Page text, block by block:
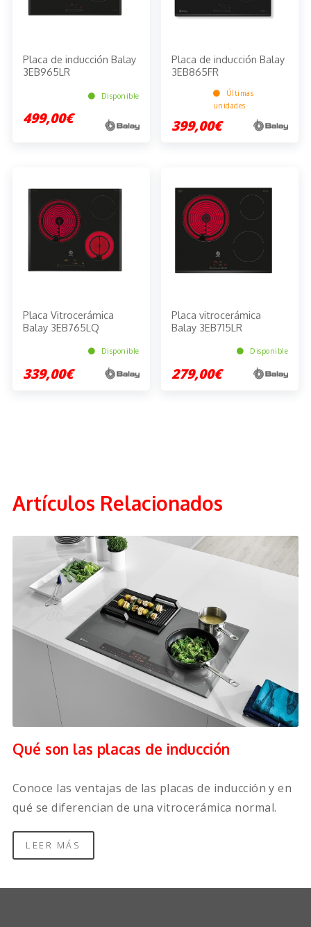
Placa de inducción Balay
3EB965LR
Disponible
499,00€
Placa de inducción Balay
3EB865FR
Últimas
unidades
399,00€
Placa Vitrocerámica
Balay 3EB765LQ
Disponible
339,00€
Placa vitrocerámica
Balay 3EB715LR
Disponible
279,00€
Artículos Relacionados
Qué son las placas de inducción
Conoce las ventajas de las placas de inducción y en
qué se diferencian de una vitrocerámica normal.
LEER MÁS